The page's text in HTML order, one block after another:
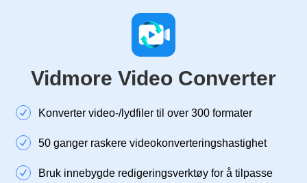
Vidmore Video Converter
Konverter video-/lydfiler til over 300 formater
50 ganger raskere videokonverteringshastighet
Bruk innebygde redigeringsverktøy for å tilpasse